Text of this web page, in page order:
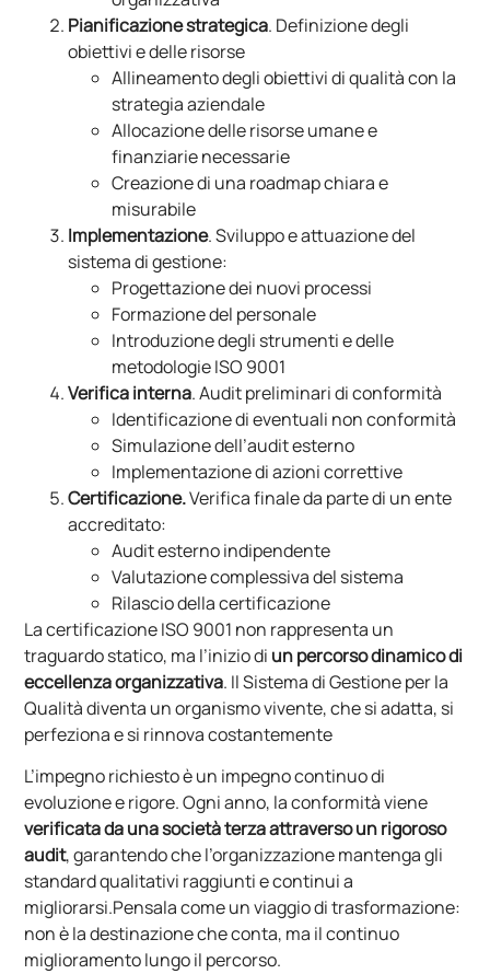
Pianificazione strategica. Definizione degli
obiettivi e delle risorse
Allineamento degli obiettivi di qualità con la
strategia aziendale
Allocazione delle risorse umane e
finanziarie necessarie
Creazione di una roadmap chiara e
misurabile
Implementazione. Sviluppo e attuazione del
sistema di gestione:
Progettazione dei nuovi processi
Formazione del personale
Introduzione degli strumenti e delle
metodologie ISO 9001
Verifica interna. Audit preliminari di conformità
Identificazione di eventuali non conformità
Simulazione dell’audit esterno
Implementazione di azioni correttive
Certificazione.Verifica finale da parte di un ente
accreditato:
Audit esterno indipendente
Valutazione complessiva del sistema
Rilascio della certificazione
La certificazione ISO 9001 non rappresenta un
traguardo statico, ma l’inizio di un percorso dinamico di
eccellenza organizzativa. Il Sistema di Gestione per la
Qualità diventa un organismo vivente, che si adatta, si
perfeziona e si rinnova costantemente
L’impegno richiesto è un impegno continuo di
evoluzione e rigore. Ogni anno, la conformità viene
verificata da una società terza attraverso un rigoroso
audit, garantendo che l’organizzazione mantenga gli
standard qualitativi raggiunti e continui a
migliorarsi.Pensala come un viaggio di trasformazione:
non è la destinazione che conta, ma il continuo
miglioramento lungo il percorso.